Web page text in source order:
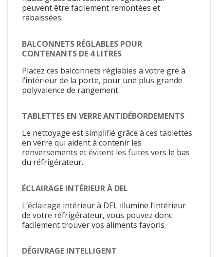
peuvent être facilement remontées et
rabaissées.
BALCONNETS RÉGLABLES POUR
CONTENANTS DE 4 LITRES
Placez ces balconnets réglables à votre gré à
l’intérieur de la porte, pour une plus grande
polyvalence de rangement.
TABLETTES EN VERRE ANTIDÉBORDEMENTS
Le nettoyage est simplifié grâce à ces tablettes
en verre qui aident à contenir les
renversements et évitent les fuites vers le bas
du réfrigérateur.
ÉCLAIRAGE INTÉRIEUR À DEL
L’éclairage intérieur à DEL illumine l’intérieur
de votre réfrigérateur, vous pouvez donc
facilement trouver vos aliments favoris.
DÉGIVRAGE INTELLIGENT